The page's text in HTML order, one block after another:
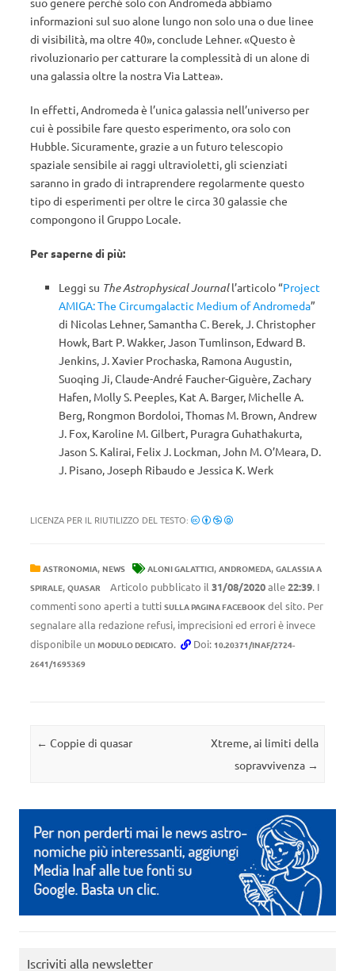
informazioni sul suo alone lungo non solo una o due linee
di visibilità, ma oltre 40», conclude Lehner. «Questo è
rivoluzionario per catturare la complessità di un alone di
una galassia oltre la nostra Via Lattea».
In effetti, Andromeda è l’unica galassia nell’universo per
cui è possibile fare questo esperimento, ora solo con
Hubble. Sicuramente, grazie a un futuro telescopio
spaziale sensibile ai raggi ultravioletti, gli scienziati
saranno in grado di intraprendere regolarmente questo
tipo di esperimenti per oltre le circa 30 galassie che
compongono il Gruppo Locale.
Per saperne di più:
Leggi su The Astrophysical Journall’articolo “Project
AMIGA: The Circumgalactic Medium of Andromeda”
di Nicolas Lehner, Samantha C. Berek, J. Christopher
Howk, Bart P. Wakker, Jason Tumlinson, Edward B.
Jenkins, J. Xavier Prochaska, Ramona Augustin,
Suoqing Ji, Claude-André Faucher-Giguère, Zachary
Hafen, Molly S. Peeples, Kat A. Barger, Michelle A.
Berg, Rongmon Bordoloi, Thomas M. Brown, Andrew
J. Fox, Karoline M. Gilbert, Puragra Guhathakurta,
Jason S. Kalirai, Felix J. Lockman, John M. O’Meara, D.
J. Pisano, Joseph Ribaudo e Jessica K. Werk
LICENZA PER IL RIUTILIZZO DEL TESTO:
ASTRONOMIA, NEWS ALONI GALATTICI, ANDROMEDA, GALASSIA A
SPIRALE, QUASAR Articolo pubblicato il 31/08/2020alle22:39. I
commenti sono aperti a tutti SULLA PAGINA FACEBOOK del sito. Per
segnalare alla redazione refusi, imprecisioni ed errori è invece
disponibile un MODULO DEDICATO. Doi: 10.20371/INAF/2724-
2641/1695369
Navigazione articolo
← Coppie di quasar
Xtreme, ai limiti della
sopravvivenza →
Iscriviti alla newsletter